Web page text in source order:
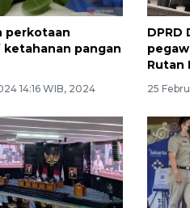
perkotaan
pangan
14:16 WIB, 2024
DPRD
Rutan
25